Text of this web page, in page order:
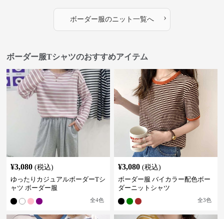
ボーダー服のニット 一覧へ ›
ボーダー服Tシャツのおすすめアイテム
¥3,080 (税込)
ゆったりカジュアルボーダーTシ
ャツ ボーダー服
全4色
¥3,080 (税込)
ボーダー服 バイカラー配色ボー
ダーニットシャツ
全3色